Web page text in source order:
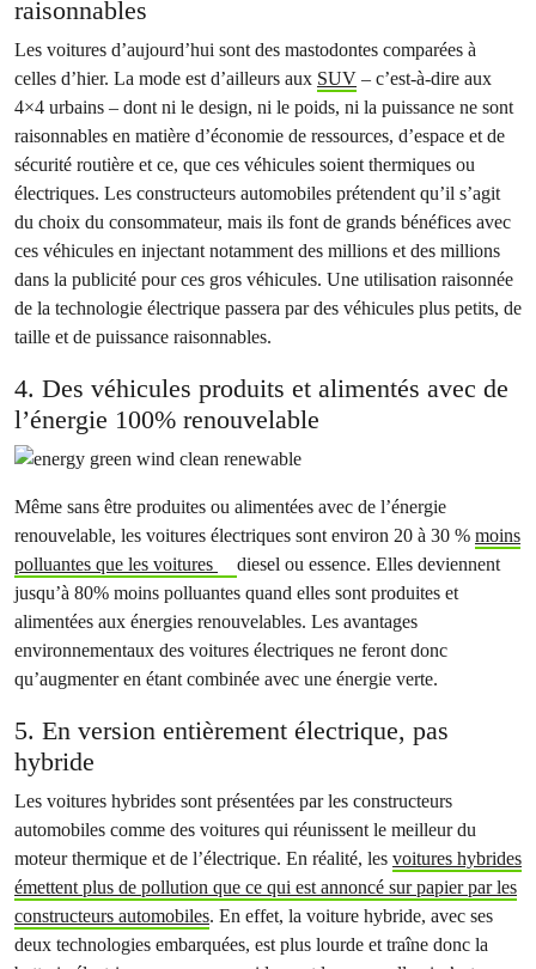
raisonnables
Les voitures d’aujourd’hui sont des mastodontes comparées à
celles d’hier. La mode est d’ailleurs aux SUV – c’est-à-dire aux
4×4 urbains – dont ni le design, ni le poids, ni la puissance ne sont
raisonnables en matière d’économie de ressources, d’espace et de
sécurité routière et ce, que ces véhicules soient thermiques ou
électriques. Les constructeurs automobiles prétendent qu’il s’agit
du choix du consommateur, mais ils font de grands bénéfices avec
ces véhicules en injectant notamment des millions et des millions
dans la publicité pour ces gros véhicules. Une utilisation raisonnée
de la technologie électrique passera par des véhicules plus petits, de
taille et de puissance raisonnables.
4. Des véhicules produits et alimentés avec de
l’énergie 100% renouvelable
Même sans être produites ou alimentées avec de l’énergie
renouvelable, les voitures électriques sont environ 20 à 30 % moins
polluantes que les voitures
diesel ou essence. Elles deviennent
jusqu’à 80% moins polluantes quand elles sont produites et
alimentées aux énergies renouvelables. Les avantages
environnementaux des voitures électriques ne feront donc
qu’augmenter en étant combinée avec une énergie verte.
5. En version entièrement électrique, pas
hybride
Les voitures hybrides sont présentées par les constructeurs
automobiles comme des voitures qui réunissent le meilleur du
moteur thermique et de l’électrique. En réalité, les voitures hybrides
émettent plus de pollution que ce qui est annoncé sur papier par les
constructeurs automobiles. En effet, la voiture hybride, avec ses
deux technologies embarquées, est plus lourde et traîne donc la